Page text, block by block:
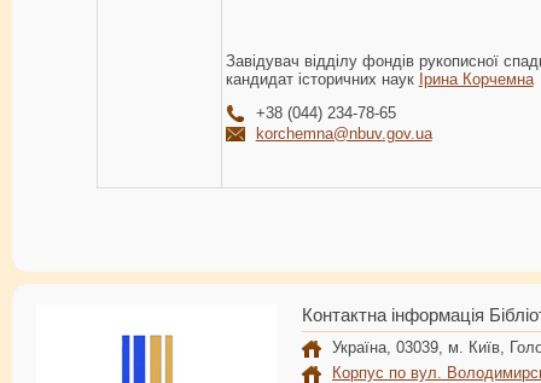
Завідувач відділу фондів рукописної
кандидат історичних наук Ірина Корчемна
+38 (044) 234-78-65
korchemna@nbuv.gov.ua
Контактна інформація
Україна, 03039, м. Київ,
Корпус по вул.